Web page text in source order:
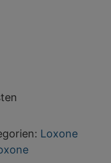
Loxone